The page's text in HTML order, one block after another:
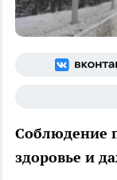
Соблюдение
здоровье и